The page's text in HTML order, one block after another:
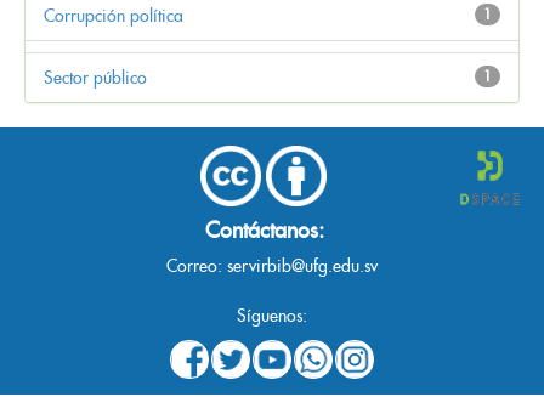
1
Corrupción política
1
Sector público
Contáctanos:
Correo: servirbib@ufg.edu.sv
Síguenos: